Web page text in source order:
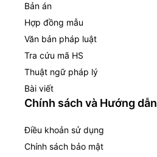
Bản án
Hợp đồng mẫu
Văn bản pháp luật
Tra cứu mã HS
Thuật ngữ pháp lý
Bài viết
Chính sách và Hướng dẫn
Điều khoản sử dụng
Chính sách bảo mật